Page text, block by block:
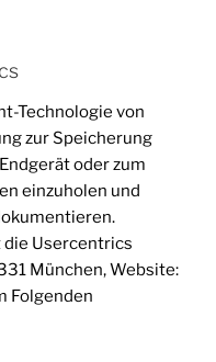
Technologie von
zur Speicherung
oder zum
einzuholen und
Usercentrics
München, Website:
Folgenden